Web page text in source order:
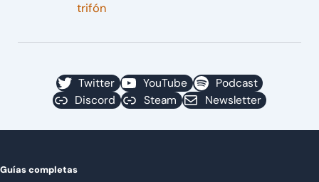
trifón
Twitter YouTube
Podcast
Discord
Steam Newsletter
Guías completas